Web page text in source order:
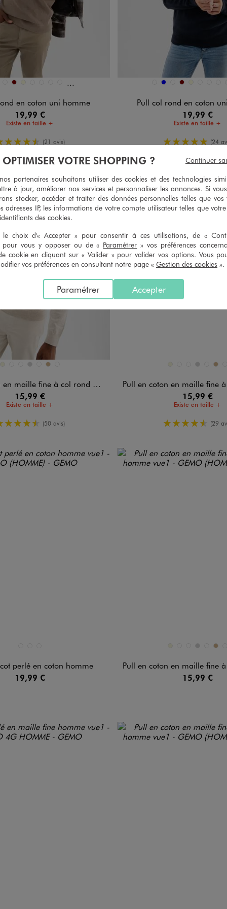
16 coloris
CLAIRBLEU FONCE
BORDEAUX GRIS FONCE
GRIS STANDARD
KAKI FONCE
en coton uni homme
19,99 €
Existe en taille +
4.5/5 de moyenne
(21 avis)
Disponible en 16 coloris
BEIGE CLAIR
BLEU BLEU FONCE
BORDEAUX GRIS
Pull col rond en coton
19,99 €
Existe en taille +
5/5 de (24
BLEU FONCE
GRIS CLAIRNOIR STANDARD
OCRE
maille fine à col rond homme
15,99 €
Existe en taille +
4.5/5 de moyenne
(50 avis)
BLEU FONCE
GRIS CLAIR
NOIROCRE
Pull en coton en maille fine à col
15,99 €
Existe en taille +
4.5/5 de(29
perlé en coton homme
19,99 €
BLEU FONCE
GRIS CLAIR
NOIROCRE
Pull en coton en maille fine à col
15,99 €
OPTIMISER VOTRE SHOPPING ?
partenaires souhaitons utiliser des cookies et des technologies
à jour, améliorer nos services et personnaliser les annonces. Si
stocker, accéder et traiter des données personnelles telles que vos
adresses IP, les informations de votre compte utilisateur telles que
des cookies.
le choix d'« Accepter » pour consentir à ces utilisations, de «
pour vous y opposer ou de « Paramétrer » vos préférences
cookie en cliquant sur « Valider » pour valider vos options. Vous
vos préférences en consultant notre page « Gestion des cookies ».
Accepter
Paramétrer
Continuer